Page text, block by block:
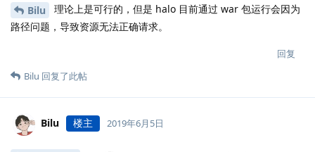
Bilu
理论上是可行的，但是 halo 目前通过 war 包运行会因为
路径问题，导致资源无法正确请求。
回复
Bilu 回复了此帖
Bilu 楼主 2019年6月5日